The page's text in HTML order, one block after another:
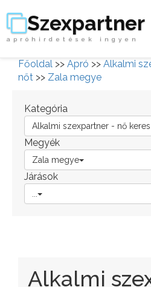
Szexpartner
apróhirdetések ingyen
Főoldal >> Apró >> Alkalmi
nőt >> Zala megye
Kategória
Alkalmi szexpartner - nő
Megyék
Zala megye
Járások
Alkalmi